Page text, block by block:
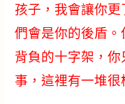
孩子，我會讓你
們會是你的後盾
背負的十字架，
事，這裡有一堆很